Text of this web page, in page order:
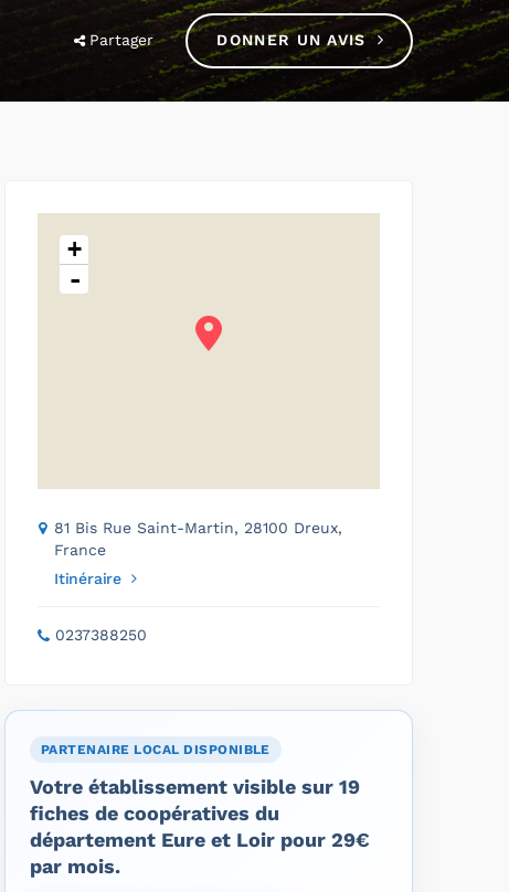
Partager DONNER UN AVIS
+
-
81 Bis Rue Saint-Martin, 28100 Dreux,
France
Itinéraire
0237388250
PARTENAIRE LOCAL DISPONIBLE
Votre établissement visible sur 19
fiches de coopératives du
département Eure et Loir pour 29€
par mois.